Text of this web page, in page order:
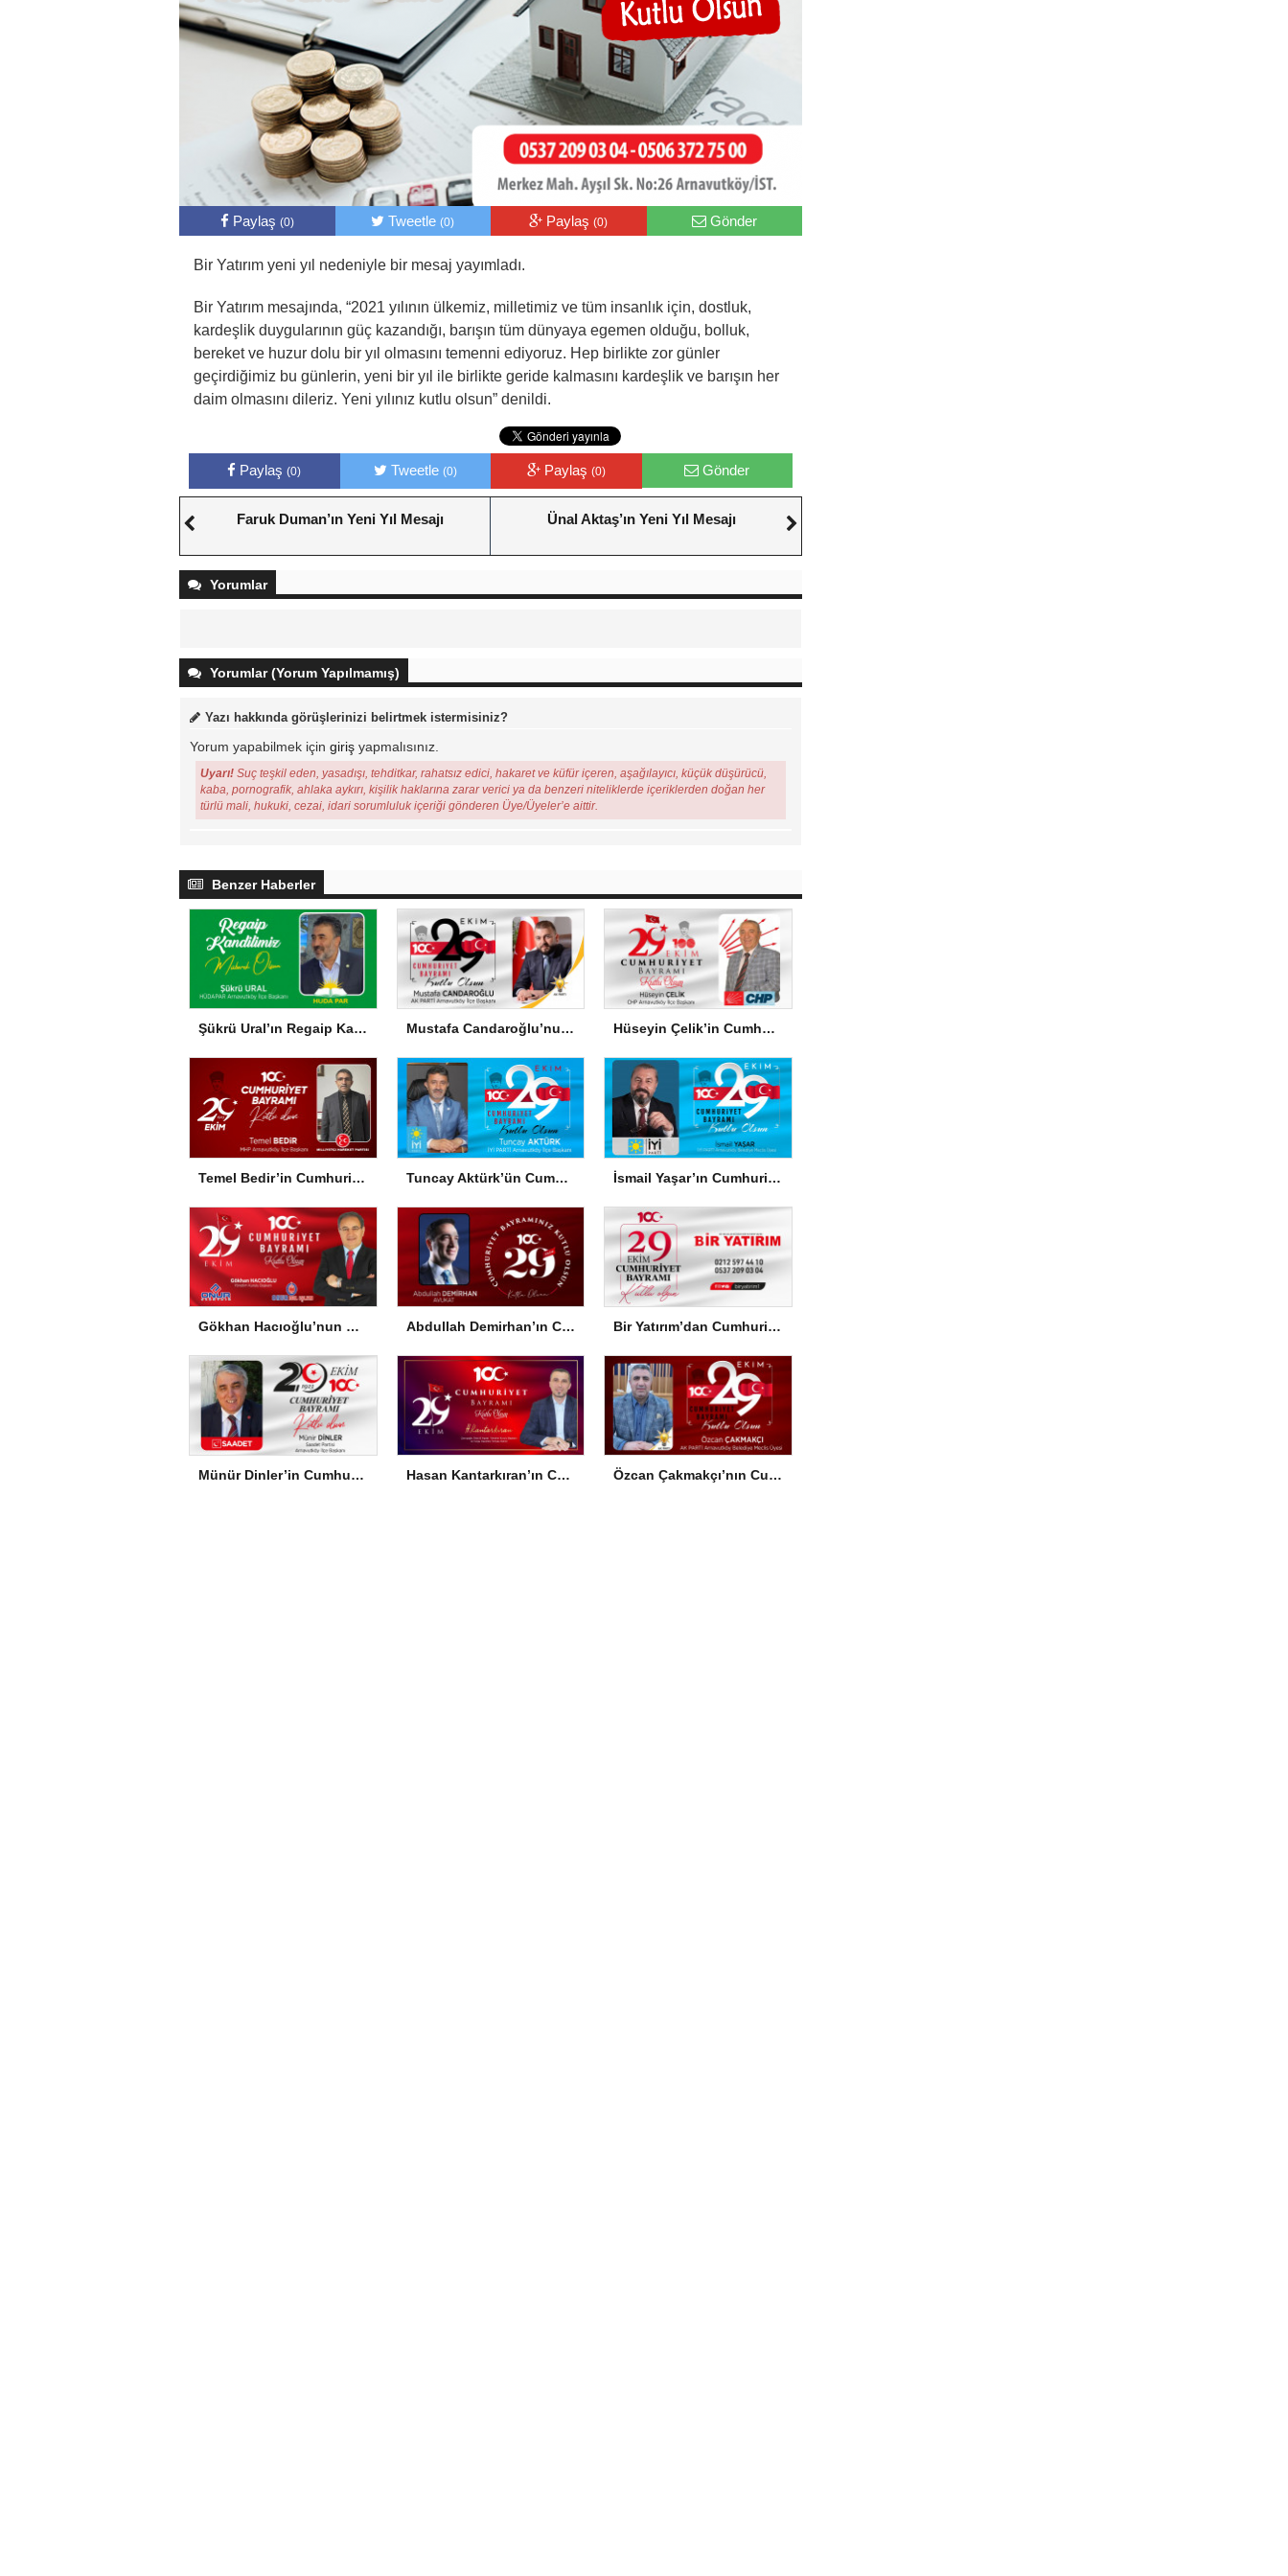
Paylaş (0) Tweetle(0) Paylaş(0) Gönder
Bir Yatırım yeni yıl nedeniyle bir mesaj yayımladı.
Bir Yatırım mesajında, “2021 yılının ülkemiz, milletimiz ve tüm insanlık için, dostluk,
kardeşlik duygularının güç kazandığı, barışın tüm dünyaya egemen olduğu, bolluk,
bereket ve huzur dolu bir yıl olmasını temenni ediyoruz. Hep birlikte zor günler
geçirdiğimiz bu günlerin, yeni bir yıl ile birlikte geride kalmasını kardeşlik ve barışın her
daim olmasını dileriz. Yeni yılınız kutlu olsun” denildi.
Paylaş(0) Tweetle (0) Paylaş (0) Gönder
Faruk Duman’ın Yeni Yıl Mesajı Ünal Aktaş’ın Yeni Yıl Mesajı
Yorumlar
Yorumlar (Yorum Yapılmamış)
Yazı hakkında görüşlerinizi belirtmek istermisiniz?
Yorum yapabilmek için giriş yapmalısınız.
Uyarı! Suç teşkil eden, yasadışı, tehditkar, rahatsız edici, hakaret ve küfür içeren, aşağılayıcı, küçük düşürücü,
kaba, pornografik, ahlaka aykırı, kişilik haklarına zarar verici ya da benzeri niteliklerde içeriklerden doğan her
türlü mali, hukuki, cezai, idari sorumluluk içeriği gönderen Üye/Üyeler’e aittir.
Benzer Haberler
Şükrü Ural’ın Regaip Kandili Mesajı Mustafa Candaroğlu’nun Cumhuriyet Bayramı Mesajı Hüseyin Çelik’in Cumhuriyet Bayramı Mesajı
Temel Bedir’in Cumhuriyet Bayramı Mesajı Tuncay Aktürk’ün Cumhuriyet Bayramı Mesajı İsmail Yaşar’ın Cumhuriyet Bayramı Mesajı
Gökhan Hacıoğlu’nun Cumhuriyet Bayramı Mesajı Abdullah Demirhan’ın Cumhuriyet Bayramı Mesajı Bir Yatırım’dan Cumhuriyet Bayramı Mesajı
Münür Dinler’in Cumhuriyet Bayramı Mesajı Hasan Kantarkıran’ın Cumhuriyet Bayramı Mesajı Özcan Çakmakçı’nın Cumhuriyet Bayramı Mesajı